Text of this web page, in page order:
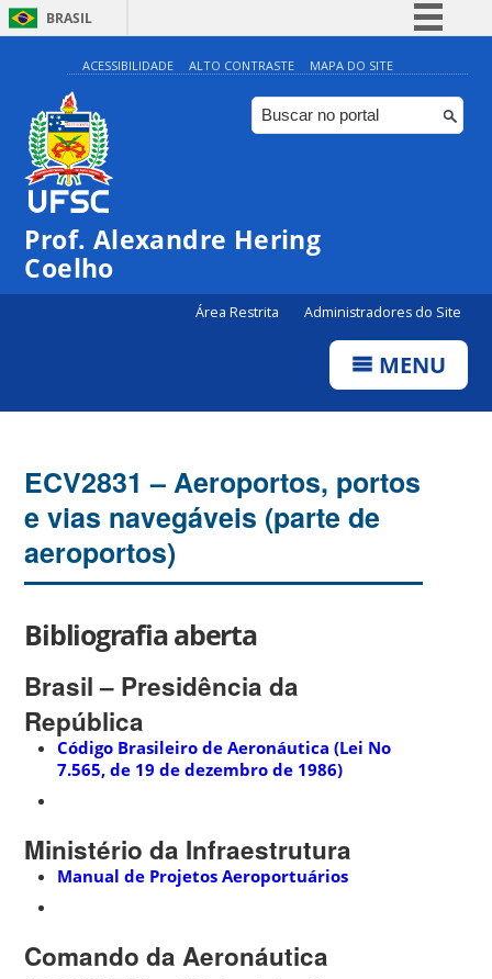
BRASIL
Simplifique!
Comunica BR
Participe
ACESSIBILIDADE ALTO CONTRASTE MAPA DO SITE
Prof. Alexandre Hering
Coelho
Área Restrita Administradores do Site
MENU
ECV2831 – Aeroportos, portos
e vias navegáveis (parte de
aeroportos)
Bibliografia aberta
Brasil – Presidência da
República
Código Brasileiro de Aeronáutica (Lei No
7.565, de 19 de dezembro de 1986)
Ministério da Infraestrutura
Manual de Projetos Aeroportuários
Comando da Aeronáutica